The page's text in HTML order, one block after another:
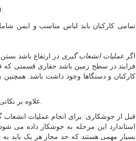
قبل از شروع فرایند Hot tap لازم است که یک سری از نکاتی را رعایت کنیم مانند:
تمامی کارکنان باید لباس مناسب و ایمن
اگرعملیات انشعاب گیری در ارتفاع باشد
فرایند در سطح زمین باشد حفاری قسمتی که
کارکنان و دستگاها وجود داشت باشد. همچنین
علاوه بر نکاتی که در بالا گفته شد، نکات دیگری وجود دارد که منحصر به عملیات هات تپ است.
قبل از جوشکاری: برای انجام عملیات انشعاب
استاندارد این مرحله به جوشکار داده می
بسیار مهمی هستند که حد مجاز هر یک باید به